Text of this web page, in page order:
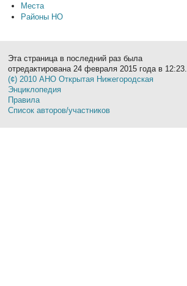
Места
Районы НО
Эта страница в последний раз была
отредактирована 24 февраля 2015 года в 12:23.
(¢) 2010 АНО Открытая Нижегородская
Энциклопедия
Правила
Список авторов/участников